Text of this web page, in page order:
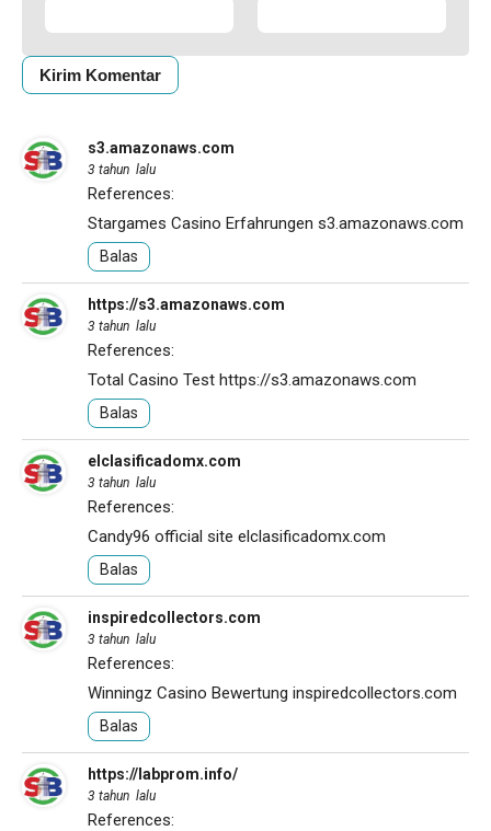
s3.amazonaws.com
3 tahun lalu
References:
Stargames Casino Erfahrungen s3.amazonaws.com
Balas
https://s3.amazonaws.com
3 tahun lalu
References:
Total Casino Test https://s3.amazonaws.com
Balas
elclasificadomx.com
3 tahun lalu
References:
Candy96 official site elclasificadomx.com
Balas
inspiredcollectors.com
3 tahun lalu
References:
Winningz Casino Bewertung inspiredcollectors.com
Balas
https://labprom.info/
3 tahun lalu
References: